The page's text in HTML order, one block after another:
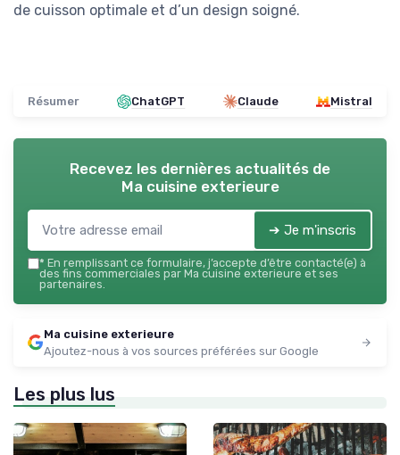
de cuisson optimale et d’un design soigné.
Résumer ChatGPT Claude Mistral
Recevez les dernières actualités de
Ma cuisine exterieure
➔ Je m'inscris
* En remplissant ce formulaire, j’accepte d’être contacté(e) à
des fins commerciales par Ma cuisine exterieure et ses
partenaires.
Ma cuisine exterieure
Ajoutez-nous à vos sources préférées sur Google
Les plus lus